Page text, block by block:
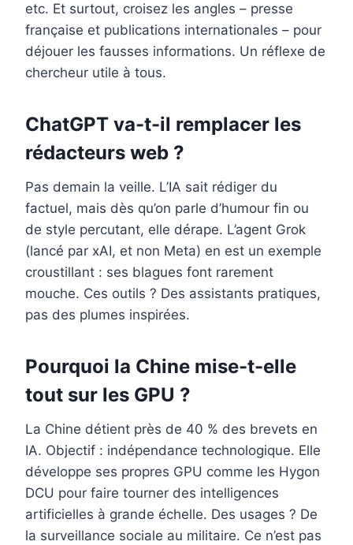
etc. Et surtout, croisez les angles – presse
française et publications internationales – pour
déjouer les fausses informations. Un réflexe de
chercheur utile à tous.
ChatGPT va-t-il remplacer les
rédacteurs web ?
Pas demain la veille. L’IA sait rédiger du
factuel, mais dès qu’on parle d’humour fin ou
de style percutant, elle dérape. L’agent Grok
(lancé par xAI, et non Meta) en est un exemple
croustillant : ses blagues font rarement
mouche. Ces outils ? Des assistants pratiques,
pas des plumes inspirées.
Pourquoi la Chine mise-t-elle
tout sur les GPU ?
La Chine détient près de 40 % des brevets en
IA. Objectif : indépendance technologique. Elle
développe ses propres GPU comme les Hygon
DCU pour faire tourner des intelligences
artificielles à grande échelle. Des usages ? De
la surveillance sociale au militaire. Ce n’est pas